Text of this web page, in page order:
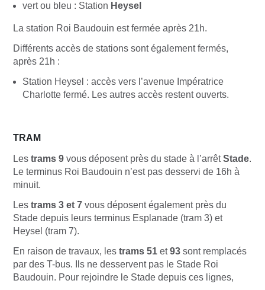
vert ou bleu : Station Heysel
La station Roi Baudouin est fermée après 21h.
Différents accès de stations sont également fermés,
après 21h :
Station Heysel : accès vers l’avenue Impératrice
Charlotte fermé. Les autres accès restent ouverts.
TRAM
Les trams 9 vous déposent près du stade à l’arrêtStade.
Le terminus Roi Baudouin n’est pas desservi de 16h à
minuit.
Les trams 3 et 7 vous déposent également près du
Stade depuis leurs terminus Esplanade (tram 3) et
Heysel (tram 7).
En raison de travaux, les trams 51 et93 sont remplacés
par des T-bus. Ils ne desservent pas le Stade Roi
Baudouin. Pour rejoindre le Stade depuis ces lignes,